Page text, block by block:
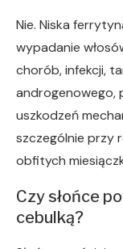
Nie. Niska
wypadanie
chorób, infekcji,
androgenowego,
uszkodzeń
szczególnie przy
obfitych
Czy słońce
cebulką?